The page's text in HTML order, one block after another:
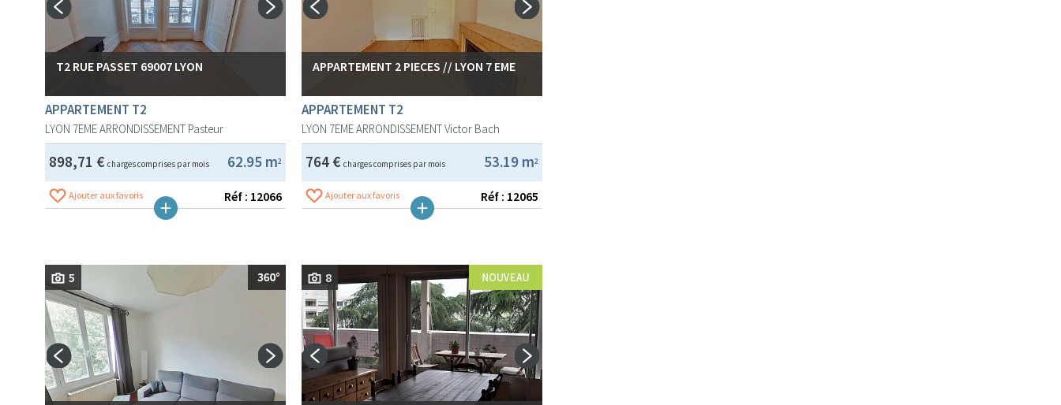
T2 RUE PASSET 69007 LYON
APPARTEMENT T2
LYON 7EME ARRONDISSEMENT Pasteur
62.95 m2
898,71 € charges comprises par mois
Ajouter aux favoris Réf : 12066
APPARTEMENT 2 PIECES // LYON 7 EME
APPARTEMENT T2
LYON 7EME ARRONDISSEMENTVictor Bach
53.19 m2
764 € charges comprises par mois
Ajouter aux favoris Réf : 12065
5 8